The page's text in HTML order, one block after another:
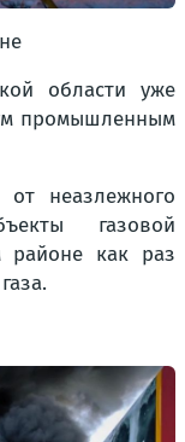
области уже
промышленным
неазлежного
газовой
районе как раз